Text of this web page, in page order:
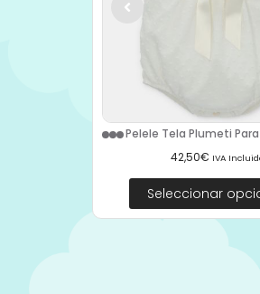
Pelele Tela Plumeti
42,50€ IVA
Seleccionar